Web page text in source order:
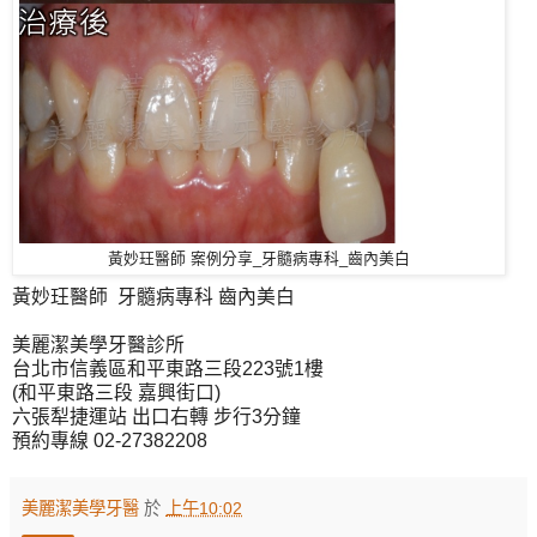
黃妙玨醫師 案例分享_牙髓病專科_齒內美白
黃妙玨醫師 牙髓病專科 齒內美白
美麗潔美學牙醫診所
台北市信義區和平東路三段223號1樓
(和平東路三段 嘉興街口)
六張犁捷運站 出口右轉 步行3分鐘
預約專線 02-27382208
美麗潔美學牙醫 於 上午10:02